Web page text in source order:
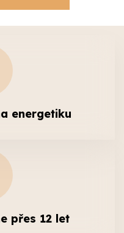
energetiku
přes 12 let